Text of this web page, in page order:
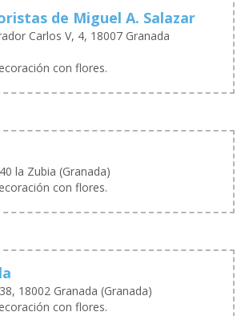
de Miguel A. Salazar
Carlos V, 4, 18007 Granada
con flores.
la Zubia (Granada)
con flores.
18002 Granada (Granada)
con flores.